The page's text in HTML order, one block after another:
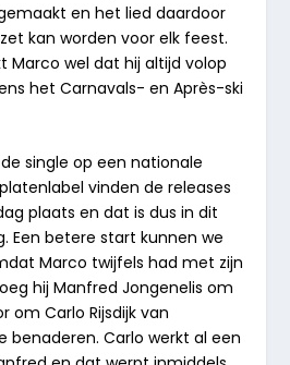
en het lied daardoor
kan worden voor elk feest.
Marco wel dat hij altijd volop
het Carnavals- en Après-ski
single op een nationale
vinden de releases
plaats en dat is dus in dit
Een betere start kunnen we
Marco twijfels had met zijn
hij Manfred Jongenelis om
om Carlo Rijsdijk van
benaderen. Carlo werkt al een